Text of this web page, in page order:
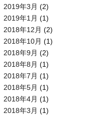
2019年3月 (2)
2019年1月 (1)
2018年12月 (2)
2018年10月 (1)
2018年9月 (2)
2018年8月 (1)
2018年7月 (1)
2018年5月 (1)
2018年4月 (1)
2018年3月 (1)